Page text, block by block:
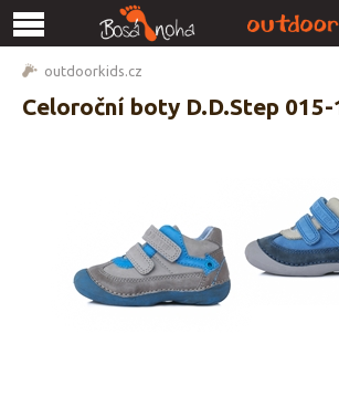
outdoorkids.cz
Celoroční boty D.D.Step 015-